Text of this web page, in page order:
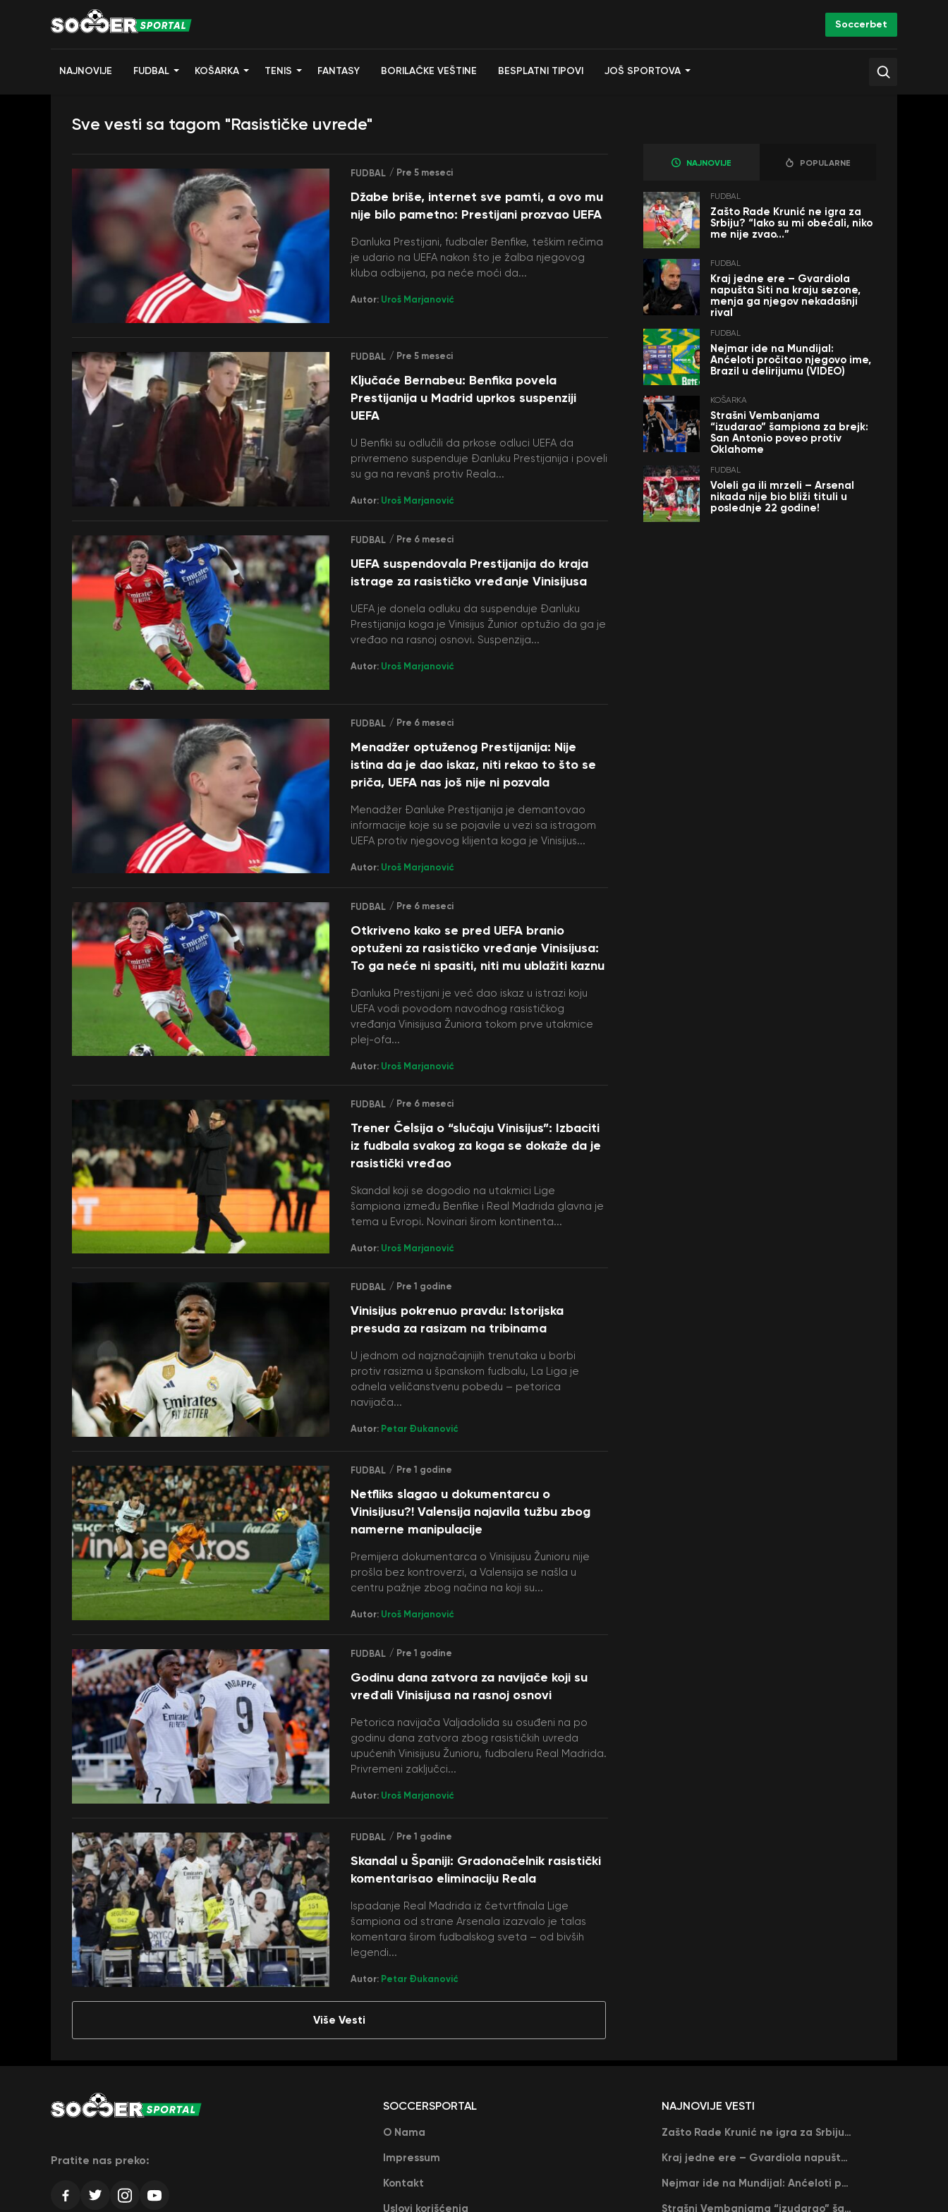
Soccerbet
NAJNOVIJE FUDBAL KOŠARKA TENIS FANTASY BORILAČKE VEŠTINE BESPLATNI TIPOVI JOŠ SPORTOVA
Sve vesti sa tagom "Rasističke uvrede"
FUDBAL / Pre 5 meseci
Džabe briše, internet sve pamti, a ovo mu
nije bilo pametno: Prestijani prozvao UEFA
Đanluka Prestijani, fudbaler Benfike, teškim rečima
je udario na UEFA nakon što je žalba njegovog
kluba odbijena, pa neće moći da...
Autor: Uroš Marjanović
FUDBAL / Pre 5 meseci
Ključaće Bernabeu: Benfika povela
Prestijanija u Madrid uprkos suspenziji
UEFA
U Benfiki su odlučili da prkose odluci UEFA da
privremeno suspenduje Đanluku Prestijanija i poveli
su ga na revanš protiv Reala...
Autor: Uroš Marjanović
FUDBAL / Pre 6 meseci
UEFA suspendovala Prestijanija do kraja
istrage za rasističko vređanje Vinisijusa
UEFA je donela odluku da suspenduje Đanluku
Prestijanija koga je Vinisijus Žunior optužio da ga je
vređao na rasnoj osnovi. Suspenzija...
Autor: Uroš Marjanović
FUDBAL / Pre 6 meseci
Menadžer optuženog Prestijanija: Nije
istina da je dao iskaz, niti rekao to što se
priča, UEFA nas još nije ni pozvala
Menadžer Đanluke Prestijanija je demantovao
informacije koje su se pojavile u vezi sa istragom
UEFA protiv njegovog klijenta koga je Vinisijus...
Autor: Uroš Marjanović
FUDBAL / Pre 6 meseci
Otkriveno kako se pred UEFA branio
optuženi za rasističko vređanje Vinisijusa:
To ga neće ni spasiti, niti mu ublažiti kaznu
Đanluka Prestijani je već dao iskaz u istrazi koju
UEFA vodi povodom navodnog rasističkog
vređanja Vinisijusa Žuniora tokom prve utakmice
plej-ofa...
Autor: Uroš Marjanović
FUDBAL / Pre 6 meseci
Trener Čelsija o “slučaju Vinisijus”: Izbaciti
iz fudbala svakog za koga se dokaže da je
rasistički vređao
Skandal koji se dogodio na utakmici Lige
šampiona između Benfike i Real Madrida glavna je
tema u Evropi. Novinari širom kontinenta...
Autor: Uroš Marjanović
FUDBAL / Pre 1 godine
Vinisijus pokrenuo pravdu: Istorijska
presuda za rasizam na tribinama
U jednom od najznačajnijih trenutaka u borbi
protiv rasizma u španskom fudbalu, La Liga je
odnela veličanstvenu pobedu – petorica
navijača...
Autor: Petar Đukanović
FUDBAL / Pre 1 godine
Netfliks slagao u dokumentarcu o
Vinisijusu?! Valensija najavila tužbu zbog
namerne manipulacije
Premijera dokumentarca o Vinisijusu Žunioru nije
prošla bez kontroverzi, a Valensija se našla u
centru pažnje zbog načina na koji su...
Autor: Uroš Marjanović
FUDBAL / Pre 1 godine
Godinu dana zatvora za navijače koji su
vređali Vinisijusa na rasnoj osnovi
Petorica navijača Valjadolida su osuđeni na po
godinu dana zatvora zbog rasističkih uvreda
upućenih Vinisijusu Žunioru, fudbaleru Real Madrida.
Privremeni zaključci...
Autor: Uroš Marjanović
FUDBAL / Pre 1 godine
Skandal u Španiji: Gradonačelnik rasistički
komentarisao eliminaciju Reala
Ispadanje Real Madrida iz četvrtfinala Lige
šampiona od strane Arsenala izazvalo je talas
komentara širom fudbalskog sveta – od bivših
legendi...
Autor: Petar Đukanović
Više Vesti
NAJNOVIJE POPULARNE
FUDBAL
Zašto Rade Krunić ne igra za
Srbiju? “Iako su mi obećali, niko
me nije zvao…”
FUDBAL
Kraj jedne ere – Gvardiola
napušta Siti na kraju sezone,
menja ga njegov nekadašnji
rival
FUDBAL
Nejmar ide na Mundijal:
Anćeloti pročitao njegovo ime,
Brazil u delirijumu (VIDEO)
KOŠARKA
Strašni Vembanjama
“izudarao” šampiona za brejk:
San Antonio poveo protiv
Oklahome
FUDBAL
Voleli ga ili mrzeli – Arsenal
nikada nije bio bliži tituli u
poslednje 22 godine!
Pratite nas preko:
SOCCERSPORTAL
O Nama
Impressum
Kontakt
Uslovi korišćenja
NAJNOVIJE VESTI
Zašto Rade Krunić ne igra za Srbiju? “Iako su mi obećali, niko me nije zvao…”
Kraj jedne ere – Gvardiola napušta Siti na kraju sezone, menja ga njegov nekadašnji rival
Nejmar ide na Mundijal: Anćeloti pročitao njegovo ime, Brazil u delirijumu (VIDEO)
Strašni Vembanjama “izudarao” šampiona za brejk: San Antonio poveo protiv Oklahome